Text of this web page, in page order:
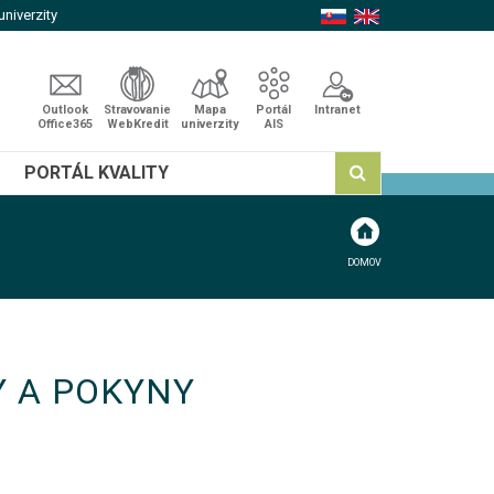
Outlook
Office365
Stravovanie
WebKredit
Mapa
univerzity
Portál
AIS
Intranet
PORTÁL KVALITY
DOMOV
A POKYNY